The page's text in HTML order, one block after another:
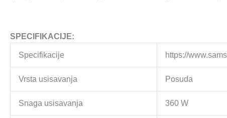
SPECIFIKACIJE:
Specifikacije https://
Vrsta usisavanja Posuda
Snaga usisavanja 360 W